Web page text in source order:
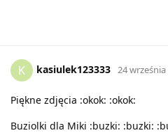
K kasiulek123333 24 września
Piękne zdjęcia :okok: :okok:
Buziolki dla Miki :buzki: :buzki: